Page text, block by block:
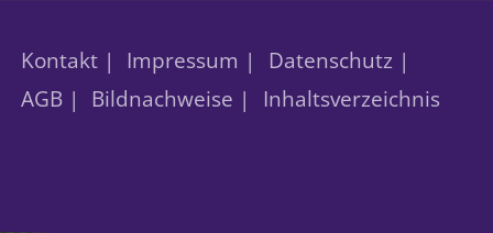
Kontakt | Impressum |
Datenschutz |
AGB |
Bildnachweise | Inhaltsverzeichnis